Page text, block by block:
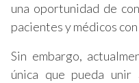
una oportunidad de
pacientes y médicos
Sin embargo,
única que pueda